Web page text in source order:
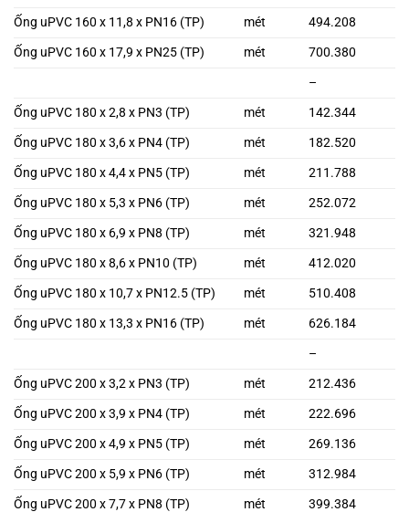
Ống uPVC 160 x 11,8 x PN16 (TP) mét 494.208
Ống uPVC 160 x 17,9 x PN25 (TP) mét 700.380
–
Ống uPVC 180 x 2,8 x PN3 (TP) mét 142.344
Ống uPVC 180 x 3,6 x PN4 (TP) mét 182.520
Ống uPVC 180 x 4,4 x PN5 (TP) mét 211.788
Ống uPVC 180 x 5,3 x PN6 (TP) mét 252.072
Ống uPVC 180 x 6,9 x PN8 (TP) mét 321.948
Ống uPVC 180 x 8,6 x PN10 (TP) mét 412.020
Ống uPVC 180 x 10,7 x PN12.5 (TP) mét 510.408
Ống uPVC 180 x 13,3 x PN16 (TP) mét 626.184
–
Ống uPVC 200 x 3,2 x PN3 (TP) mét 212.436
Ống uPVC 200 x 3,9 x PN4 (TP) mét 222.696
Ống uPVC 200 x 4,9 x PN5 (TP) mét 269.136
Ống uPVC 200 x 5,9 x PN6 (TP) mét 312.984
Ống uPVC 200 x 7,7 x PN8 (TP) mét 399.384